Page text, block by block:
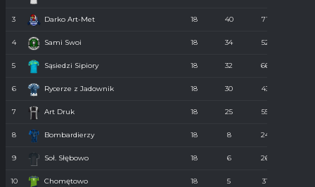
3 Darko Art-Met 18 40 71
4 Sami Swoi 18 34 52
5 Sąsiedzi Sipiory 18 32 66
6 Rycerze z Jadownik 18 30 43
7 Art Druk 18 25 55
8 Bombardierzy 18 8 24
9 Soł. Słębowo 18 6 26
10 Chomętowo 18 5 31